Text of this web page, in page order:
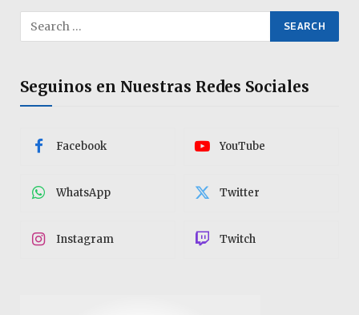
Seguinos en Nuestras Redes Sociales
Facebook YouTube
WhatsApp Twitter
Instagram Twitch